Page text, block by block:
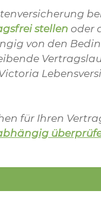
stellen oder
von den
für Ihren